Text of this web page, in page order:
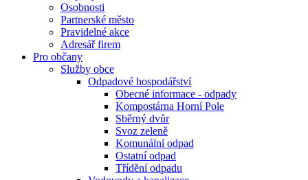
Osobnosti
Partnerské město
Pravidelné akce
Adresář firem
Pro občany
Služby obce
Odpadové hospodářství
Obecné informace - odpady
Kompostárna Horní Pole
Sběrný dvůr
Svoz zeleně
Komunální odpad
Ostatní odpad
Třídění odpadu